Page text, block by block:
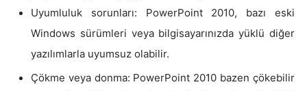
Uyumluluk sorunları: PowerPoint 2010, bazı eski
Windows sürümleri veya bilgisayarınızda yüklü diğer
yazılımlarla uyumsuz olabilir.
Çökme veya donma: PowerPoint 2010 bazen çökebilir